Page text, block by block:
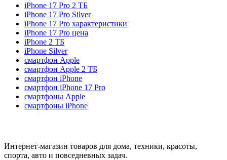
iPhone 17 Pro 2 ТБ
iPhone 17 Pro Silver
iPhone 17 Pro характеристики
iPhone 17 Pro цена
iPhone 2 ТБ
iPhone Silver
смартфон Apple
смартфон Apple 2 ТБ
смартфон iPhone
смартфон iPhone 17 Pro
смартфоны Apple
смартфоны iPhone
Интернет-магазин товаров для дома, техники, красоты,
спорта, авто и повседневных задач.